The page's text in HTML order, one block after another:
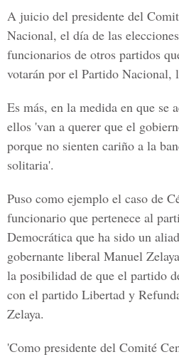
A juicio del presidente del
Nacional, el día de las
funcionarios de otros partidos
votarán por el Partido Nacional,
Es más, en la medida en que se
ellos 'van a querer que el
porque no sienten cariño a la
solitaria'.
Puso como ejemplo el caso de
funcionario que pertenece al
Democrática que ha sido un
gobernante liberal Manuel
la posibilidad de que el partido
con el partido Libertad y
Zelaya.
'Como presidente del Comité